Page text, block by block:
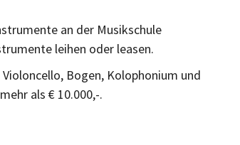
an der Musikschule
leihen oder leasen.
Bogen, Kolophonium und
als € 10.000,-.